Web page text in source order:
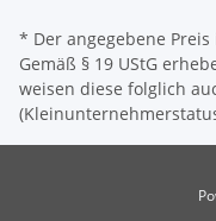
* Der angegebene
Gemäß § 19 UStG
weisen diese folglich